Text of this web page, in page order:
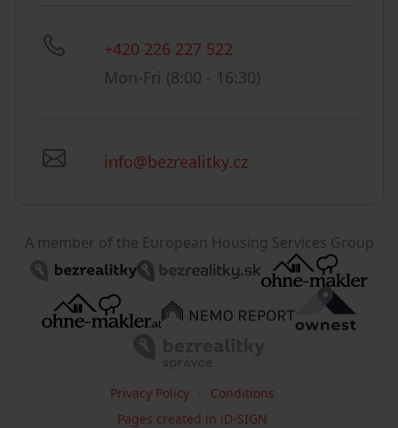
+420 226 227 522
Mon-Fri (8:00 - 16:30)
info@bezrealitky.cz
A member of the European Housing Services Group
Privacy Policy
Conditions
Pages created in iD-SIGN